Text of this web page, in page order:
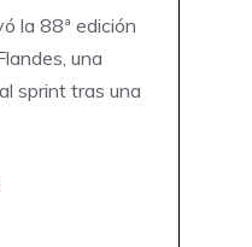
la 88ª edición
una
sprint tras una